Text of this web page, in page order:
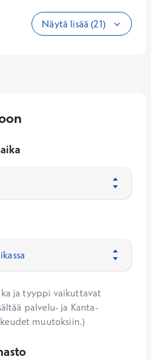
Näytä lisää (21)
ja tyyppi vaikuttavat
palvelu- ja Kanta-
muutoksiin.)